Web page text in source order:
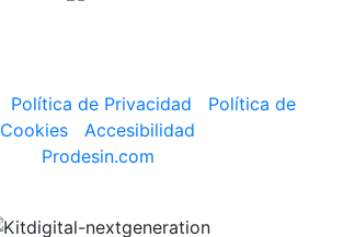
Política de Privacidad
Política de
Cookies
Accesibilidad
Prodesin.com